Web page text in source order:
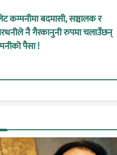
कम्पनीमा बदमासी, सञ्चालक र
नै गैरकानुनी रुपमा चलाउँछन्
पैसा !